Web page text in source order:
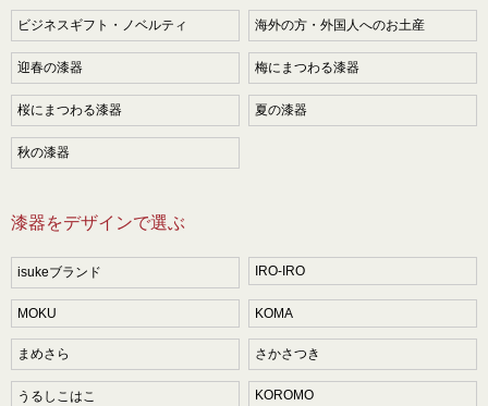
ビジネスギフト・ノベルティ 海外の方・外国人へのお土産
迎春の漆器 梅にまつわる漆器
桜にまつわる漆器 夏の漆器
秋の漆器
漆器をデザインで選ぶ
isukeブランド IRO-IRO
MOKU KOMA
まめさら さかさつき
うるしこはこ KOROMO